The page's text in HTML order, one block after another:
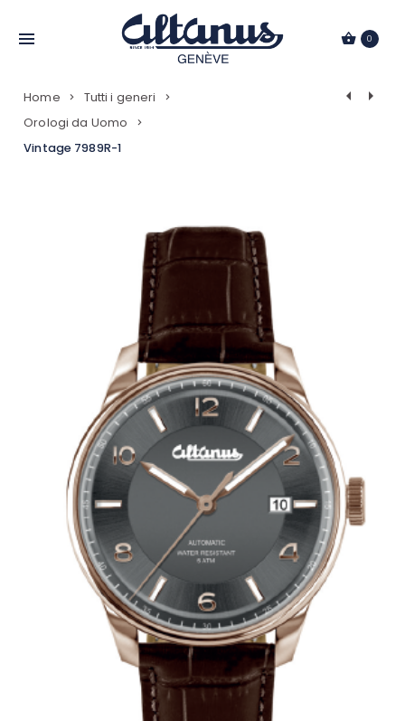
0
Home
Tutti i generi
Orologi da Uomo
Vintage 7989R-1